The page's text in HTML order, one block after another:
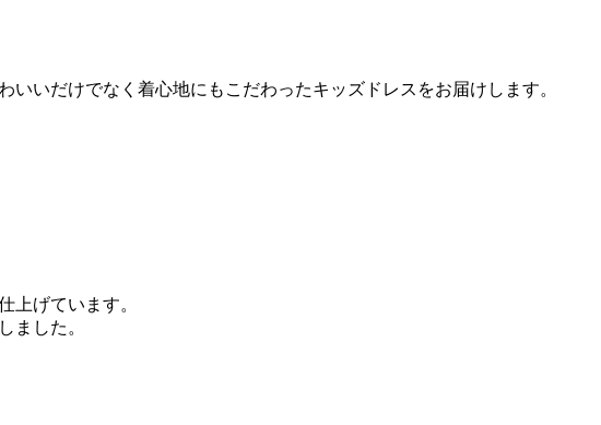
いだけでなく着心地にもこだわったキッズドレスをお届けします。
上げています。
ました。